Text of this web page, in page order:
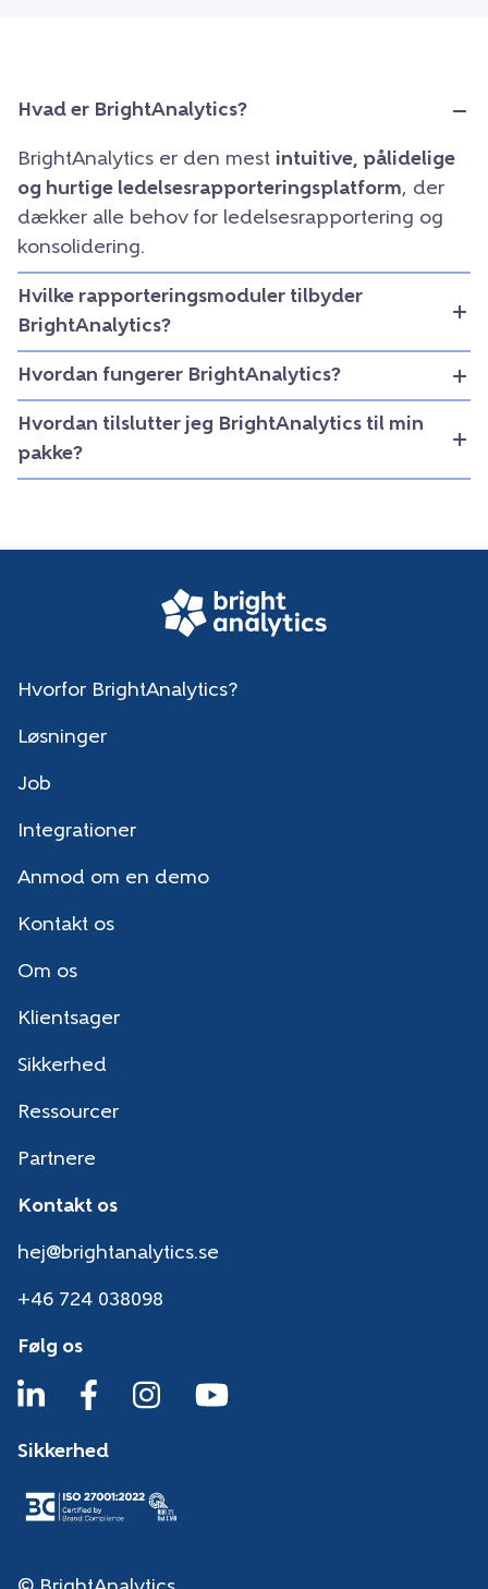
Hvad er BrightAnalytics?
BrightAnalytics er den mest intuitive, pålidelige
og hurtige ledelsesrapporteringsplatform, der
dækker alle behov for ledelsesrapportering og
konsolidering.
Hvilke rapporteringsmoduler tilbyder
BrightAnalytics?
Hvordan fungerer BrightAnalytics?
Hvordan tilslutter jeg BrightAnalytics til min
pakke?
Hvorfor BrightAnalytics?
Løsninger
Job
Integrationer
Anmod om en demo
Kontakt os
Om os
Klientsager
Sikkerhed
Ressourcer
Partnere
Kontakt os
hej@brightanalytics.se
+46 724 038098
Følg os
Sikkerhed